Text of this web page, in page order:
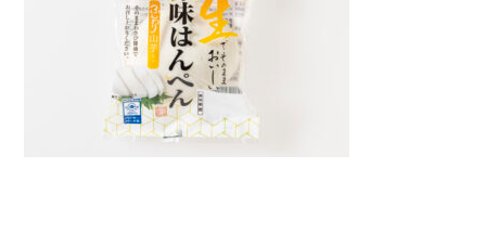
品質管理
直営店
かね貞の歴史